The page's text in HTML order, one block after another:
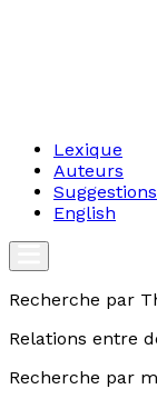
Lexique
Auteurs
Suggestions
English
Recherche par
Relations entre
Recherche par